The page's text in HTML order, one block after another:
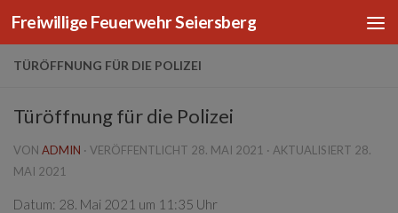
Zum Inhalt springen
Freiwillige Feuerwehr Seiersberg
TÜRÖFFNUNG FÜR DIE POLIZEI
Türöffnung für die Polizei
VON ADMIN · VERÖFFENTLICHT 28. MAI 2021 · AKTUALISIERT 28.
MAI 2021
Datum: 28. Mai 2021 um 11:35 Uhr